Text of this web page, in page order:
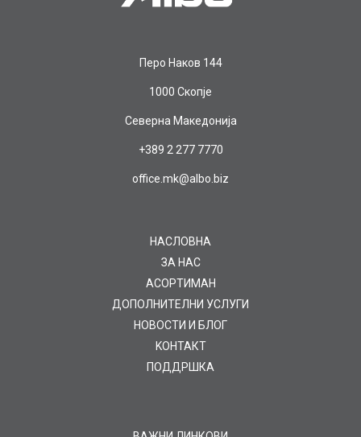
Перо Наков 144
1000 Скопје
Северна Македонија
+389 2 277 7770
office.mk@albo.biz
НАСЛОВНА
ЗА НАС
AСОРТИМАН
ДОПОЛНИТЕЛНИ УСЛУГИ
НОВОСТИ И БЛОГ
KOНТАКТ
ПОДДРШКА